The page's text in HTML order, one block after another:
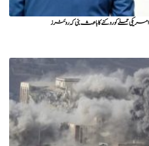
حملے کو روکنے کا باعث بنی کہ روئٹرز